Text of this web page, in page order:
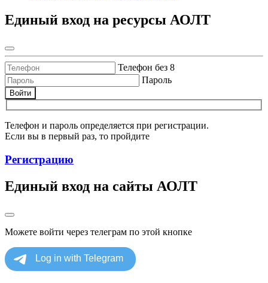
Единый вход на ресурсы АОЛТ
Телефон без 8
Пароль
Войти
Телефон и пароль определяется при регистрации.
Если вы в первый раз, то пройдите
Регистрацию
Единый вход на сайты АОЛТ
Можете войти через телеграм по этой кнопке